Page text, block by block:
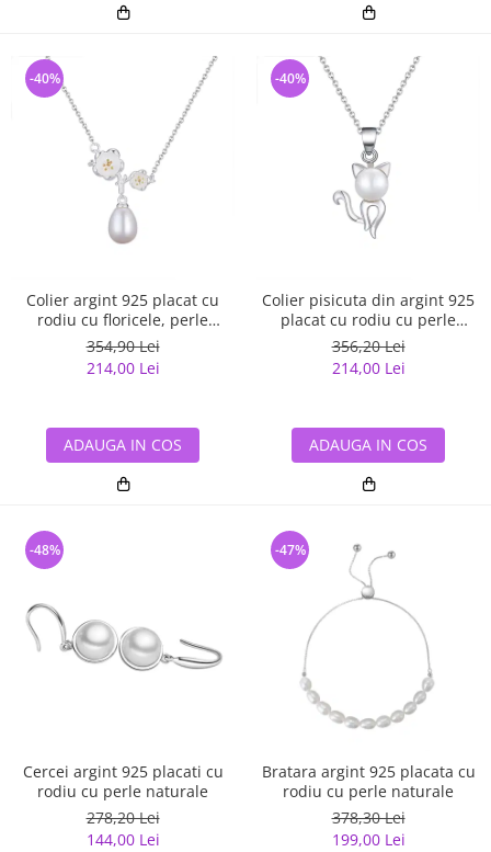
Colier argint 925 placat cu
rodiu cu floricele, perle
naturale si zirconiu
354,90 Lei
214,00 Lei
-40%
ADAUGA IN COS
Colier pisicuta din argint 925
placat cu rodiu cu perle
naturale
356,20 Lei
214,00 Lei
-40%
ADAUGA IN COS
Cercei argint 925 placati cu
rodiu cu perle naturale
278,20 Lei
144,00 Lei
-48%
Bratara argint 925 placata cu
rodiu cu perle naturale
378,30 Lei
199,00 Lei
-47%